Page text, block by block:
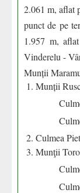
2.061 m, aflat
punct de pe
1.957 m,
Vinderelu -
Munții
Munții
Culmea
Munţii